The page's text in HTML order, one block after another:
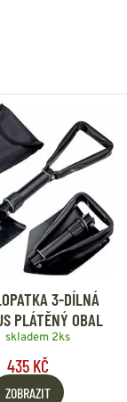
3-DÍLNÁ
PLÁTĚNÝ OBAL
skladem 2ks
435 KČ
ZOBRAZIT